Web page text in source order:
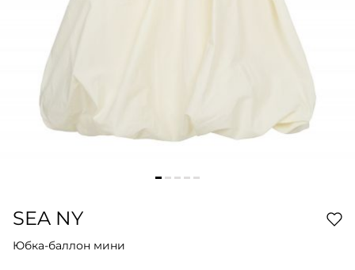
SEA NY
Юбка-баллон мини